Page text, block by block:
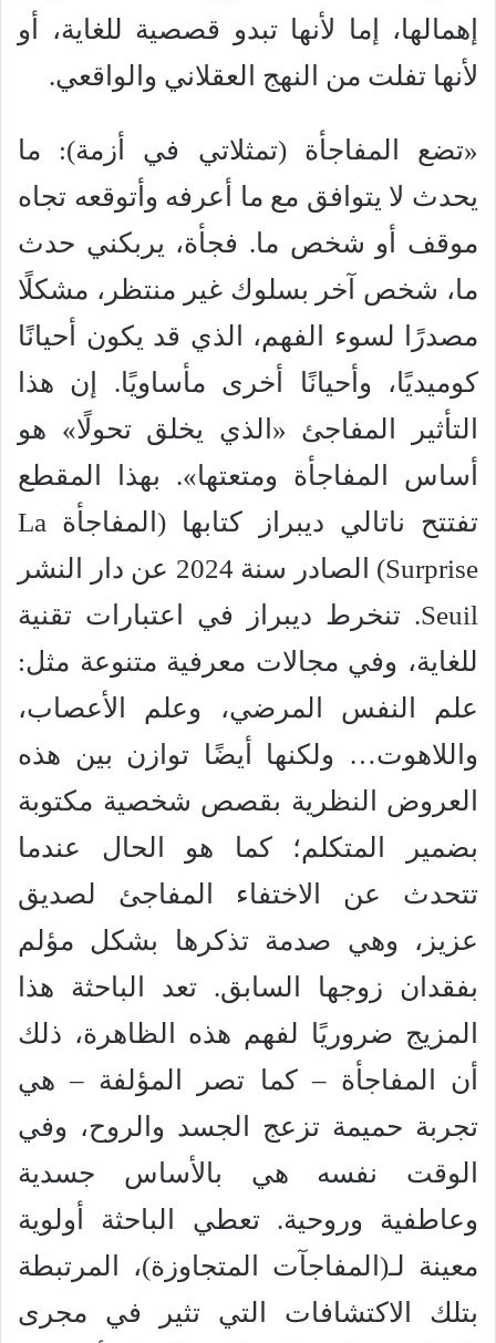
إهمالها، إما لأنها تبدو قصصية للغاية، أو
لأنها تفلت من النهج العقلاني والواقعي.
«تضع المفاجأة (تمثلاتي في أزمة): ما
يحدث لا يتوافق مع ما أعرفه وأتوقعه تجاه
موقف أو شخص ما. فجأة، يربكني حدث
ما، شخص آخر بسلوك غير منتظر، مشكلًا
مصدرًا لسوء الفهم، الذي قد يكون أحيانًا
كوميديًا، وأحيانًا أخرى مأساويًا. إن هذا
التأثير المفاجئ «الذي يخلق تحولًا» هو
أساس المفاجأة ومتعتها». بهذا المقطع
تفتتح ناتالي ديبراز كتابها (المفاجأة La
Surprise) الصادر سنة 2024 عن دار النشر
Seuil. تنخرط ديبراز في اعتبارات تقنية
للغاية، وفي مجالات معرفية متنوعة مثل:
علم النفس المرضي، وعلم الأعصاب،
واللاهوت… ولكنها أيضًا توازن بين هذه
العروض النظرية بقصص شخصية مكتوبة
بضمير المتكلم؛ كما هو الحال عندما
تتحدث عن الاختفاء المفاجئ لصديق
عزيز، وهي صدمة تذكرها بشكل مؤلم
بفقدان زوجها السابق. تعد الباحثة هذا
المزيج ضروريًا لفهم هذه الظاهرة، ذلك
أن المفاجأة – كما تصر المؤلفة – هي
تجربة حميمة تزعج الجسد والروح، وفي
الوقت نفسه هي بالأساس جسدية
وعاطفية وروحية. تعطي الباحثة أولوية
معينة لـ(المفاجآت المتجاوزة)، المرتبطة
بتلك الاكتشافات التي تثير في مجرى